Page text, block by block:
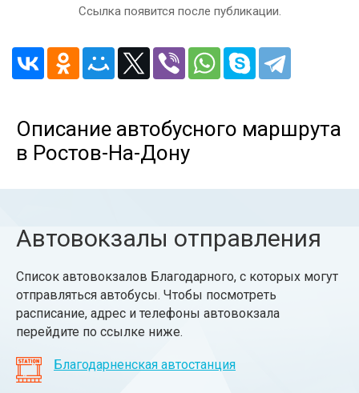
Ссылка появится после публикации.
Описание автобусного маршрута
в Ростов-На-Дону
Автовокзалы отправления
Список автовокзалов Благодарного, с которых могут
отправляться автобусы. Чтобы посмотреть
расписание, адрес и телефоны автовокзала
перейдите по ссылке ниже.
Благодарненская автостанция